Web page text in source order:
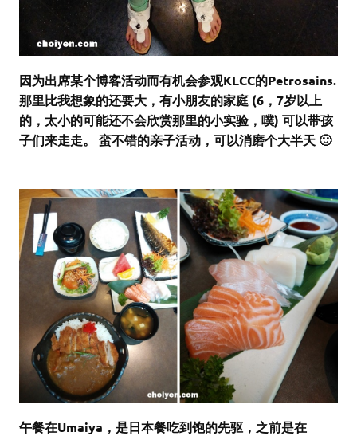
因为出席某个博客活动而有机会参观KLCC的Petrosains.
那里比我想象的还要大，有小朋友的家庭 (6，7岁以上
的，太小的可能还不会欣赏那里的小实验，噗) 可以带孩
子们来走走。 蛮不错的亲子活动，可以消磨个大半天 🙂
午餐在Umaiya，是日本餐吃到饱的先驱，之前是在